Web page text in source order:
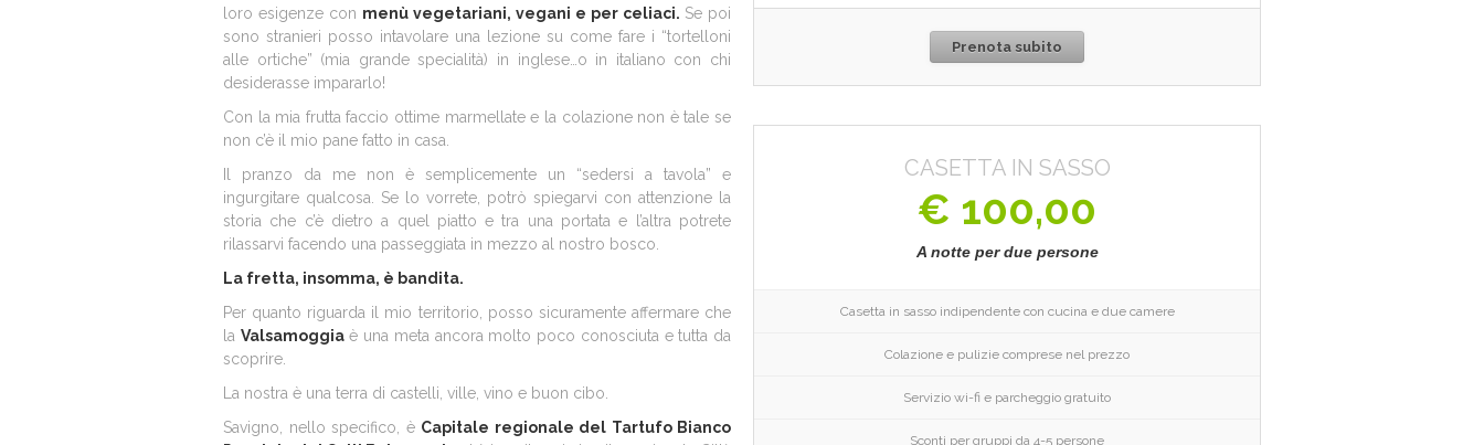
loro esigenze con menù vegetariani, vegani e per celiaci. Se poi
sono stranieri posso intavolare una lezione su come fare i “tortelloni
alle ortiche” (mia grande specialità) in inglese…o in italiano con chi
desiderasse impararlo!
Con la mia frutta faccio ottime marmellate e la colazione non è tale se
non c’è il mio pane fatto in casa.
Il pranzo da me non è semplicemente un “sedersi a tavola” e
ingurgitare qualcosa. Se lo vorrete, potrò spiegarvi con attenzione la
storia che c’è dietro a quel piatto e tra una portata e l’altra potrete
rilassarvi facendo una passeggiata in mezzo al nostro bosco.
La fretta, insomma, è bandita.
Per quanto riguarda il mio territorio, posso sicuramente affermare che
la Valsamoggiaè una meta ancora molto poco conosciuta e tutta da
scoprire.
La nostra è una terra di castelli, ville, vino e buon cibo.
Savigno, nello specifico, è Capitale regionale del Tartufo Bianco
Prenota subito
CASETTA IN SASSO
€ 100,00
A notte per due persone
Casetta in sasso indipendente con cucina e due camere
Colazione e pulizie comprese nel prezzo
Servizio wi-fi e parcheggio gratuito
Sconti per gruppi da 4-5 persone